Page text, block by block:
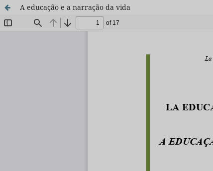
A educação e a narração da vida